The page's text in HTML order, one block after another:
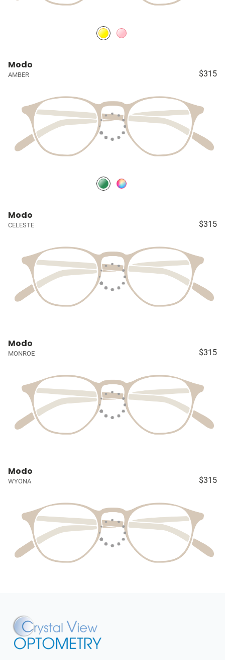
Modo
AMBER $315
Modo
CELESTE $315
Modo
MONROE $315
Modo
WYONA $315